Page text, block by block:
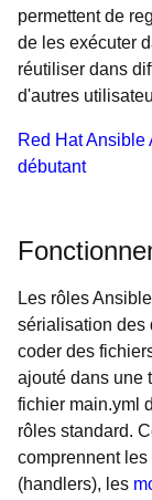
permettent de
de les exécuter
réutiliser dans
d'autres
Red Hat Ansible
débutant
Les rôles
sérialisation des
coder des
ajouté dans une
fichier main.yml
rôles standard.
comprennent
(handlers), les